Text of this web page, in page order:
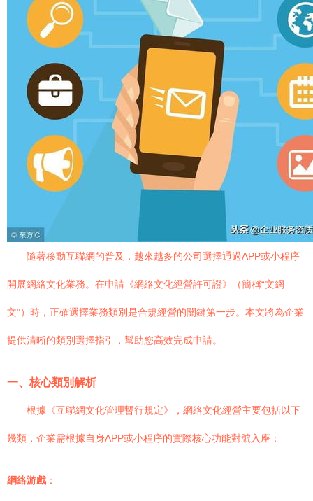
隨著移動互聯網的普及，越來越多的公司選擇通過APP或小程序
開展網絡文化業務。在申請《網絡文化經營許可證》（簡稱“文網
文”）時，正確選擇業務類別是合規經營的關鍵第一步。本文將為企業
提供清晰的類別選擇指引，幫助您高效完成申請。
一、核心類別解析
根據《互聯網文化管理暫行規定》，網絡文化經營主要包括以下
幾類，企業需根據自身APP或小程序的實際核心功能對號入座：
網絡游戲 ：